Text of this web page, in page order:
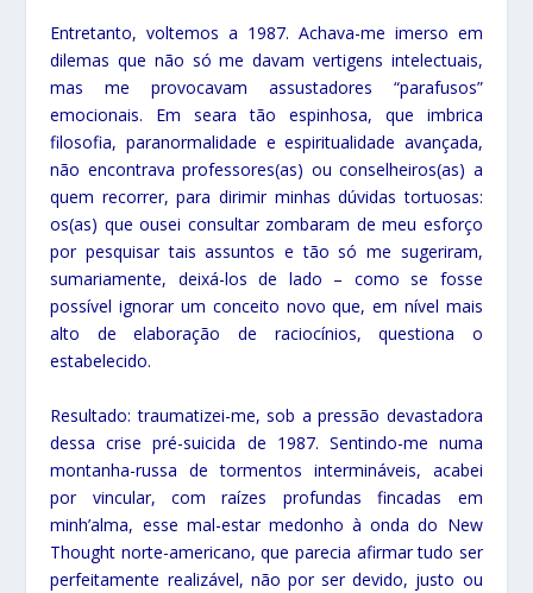
Entretanto, voltemos a 1987. Achava-me imerso em
dilemas que não só me davam vertigens intelectuais,
mas me provocavam assustadores “parafusos”
emocionais. Em seara tão espinhosa, que imbrica
filosofia, paranormalidade e espiritualidade avançada,
não encontrava professores(as) ou conselheiros(as) a
quem recorrer, para dirimir minhas dúvidas tortuosas:
os(as) que ousei consultar zombaram de meu esforço
por pesquisar tais assuntos e tão só me sugeriram,
sumariamente, deixá-los de lado – como se fosse
possível ignorar um conceito novo que, em nível mais
alto de elaboração de raciocínios, questiona o
estabelecido.
Resultado: traumatizei-me, sob a pressão devastadora
dessa crise pré-suicida de 1987. Sentindo-me numa
montanha-russa de tormentos intermináveis, acabei
por vincular, com raízes profundas fincadas em
minh’alma, esse mal-estar medonho à onda do New
Thought norte-americano, que parecia afirmar tudo ser
perfeitamente realizável, não por ser devido, justo ou